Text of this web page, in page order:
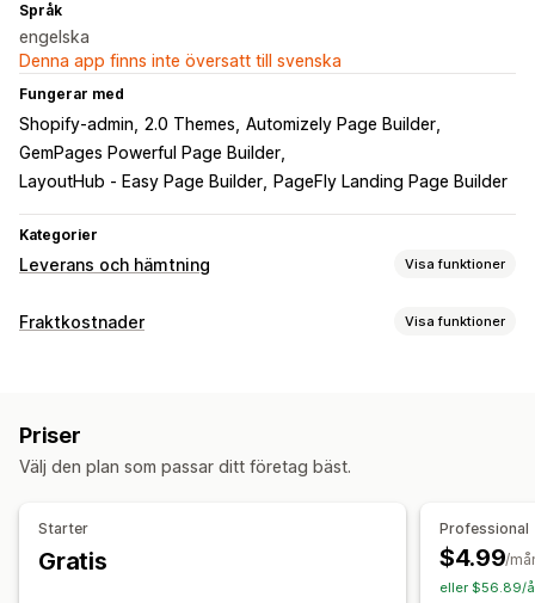
Språk
engelska
Denna app finns inte översatt till svenska
Fungerar med
Shopify-admin 2.0 Themes Automizely Page Builder
GemPages Powerful Page Builder
LayoutHub ‑ Easy Page Builder
PageFly Landing Page Builder
Kategorier
Leverans och hämtning Visa funktioner
Leveransalternativ
Hämtningsalternativ
Spårning i realtid
E-postaviseringar
Fraktkostnader Visa funktioner
Flera zoner
Priser
Välj den plan som passar ditt företag bäst.
Starter
Gratis
Professional
$4.99/
eller $56.89/